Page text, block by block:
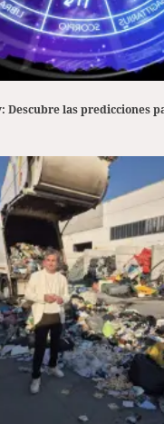
Descubre las predicciones